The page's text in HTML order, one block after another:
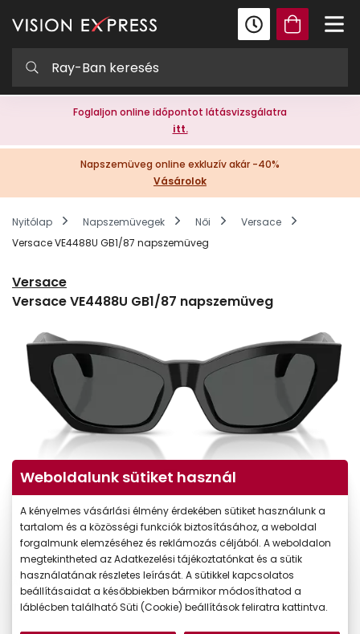
Foglaljon online időpontot látásvizsgálatra
itt.
Napszemüveg online exkluzív akár -40%
Vásárolok
Nyitólap Napszemüvegek Női
Versace
Versace VE4488U GB1/87 napszemüveg
Versace
Versace VE4488U GB1/87 napszemüveg
86.590 Ft
Törzsvásárlói ár: 73.602 Ft
Weboldalunk sütiket használ
A kényelmes vásárlási élmény érdekében sütiket használunk a
tartalom és a közösségi funkciók biztosításához, a weboldal
forgalmunk elemzéséhez és reklámozás céljából. A weboldalon
megtekintheted az Adatkezelési tájékoztatónkat és a sütik
használatának részletes leírását. A sütikkel kapcsolatos
beállításaidat a későbbiekben bármikor módosíthatod a
láblécben található Süti (Cookie) beállítások feliratra kattintva.